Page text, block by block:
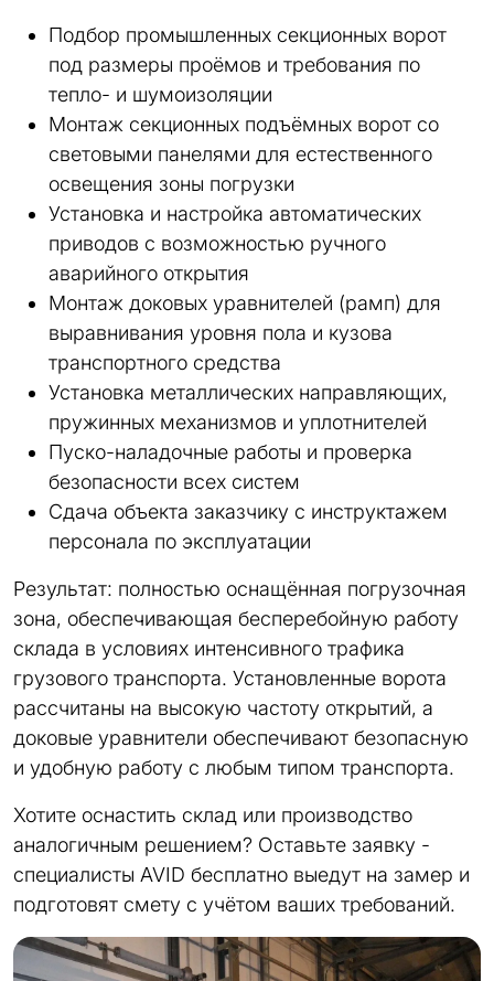
Подбор промышленных секционных ворот
под размеры проёмов и требования по
тепло- и шумоизоляции
Монтаж секционных подъёмных ворот со
световыми панелями для естественного
освещения зоны погрузки
Установка и настройка автоматических
приводов с возможностью ручного
аварийного открытия
Монтаж доковых уравнителей (рамп) для
выравнивания уровня пола и кузова
транспортного средства
Установка металлических направляющих,
пружинных механизмов и уплотнителей
Пуско-наладочные работы и проверка
безопасности всех систем
Сдача объекта заказчику с инструктажем
персонала по эксплуатации
Результат: полностью оснащённая погрузочная
зона, обеспечивающая бесперебойную работу
склада в условиях интенсивного трафика
грузового транспорта. Установленные ворота
рассчитаны на высокую частоту открытий, а
доковые уравнители обеспечивают безопасную
и удобную работу с любым типом транспорта.
Хотите оснастить склад или производство
аналогичным решением? Оставьте заявку -
специалисты AVID бесплатно выедут на замер и
подготовят смету с учётом ваших требований.